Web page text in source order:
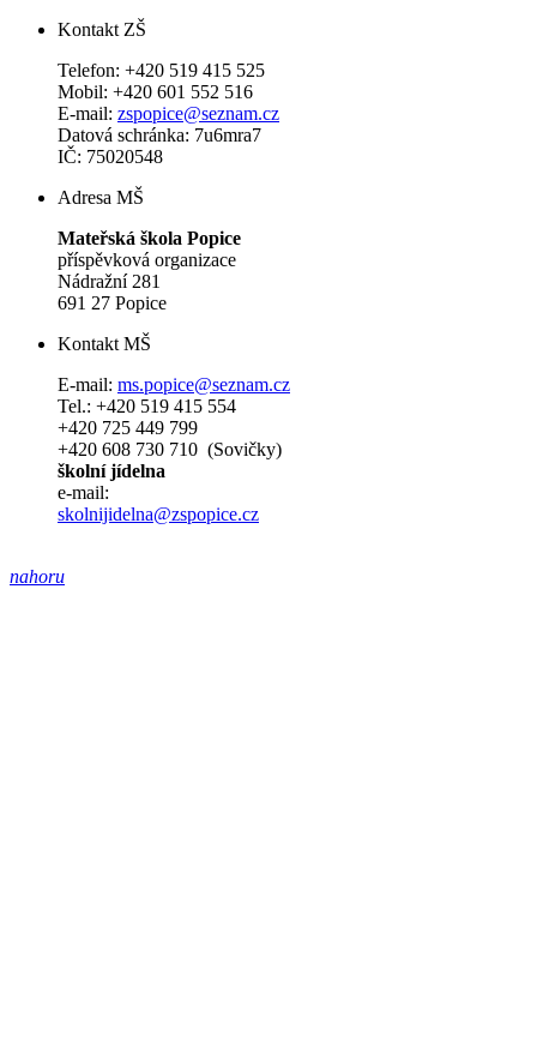
Kontakt ZŠ
Telefon: +420 519 415 525
Mobil: +420 601 552 516
E-mail: zspopice@seznam.cz
Datová schránka: 7u6mra7
IČ: 75020548
Adresa MŠ
Mateřská škola Popice
příspěvková organizace
Nádražní 281
691 27 Popice
Kontakt MŠ
E-mail: ms.popice@seznam.cz
Tel.: +420 519 415 554
+420 725 449 799
+420 608 730 710 (Sovičky)
školní jídelna
e-mail:
skolnijidelna@zspopice.cz
nahoru